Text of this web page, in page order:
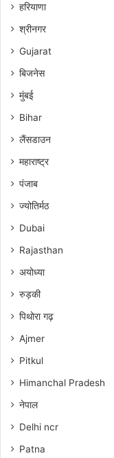
हरियाणा
श्रीनगर
Gujarat
बिजनेस
मुंबई
Bihar
लैंसडाउन
महाराष्ट्र
पंजाब
ज्योतिर्मठ
Dubai
Rajasthan
अयोध्या
रुड़की
पिथोरा गढ़
Ajmer
Pitkul
Himanchal Pradesh
नेपाल
Delhi ncr
Patna